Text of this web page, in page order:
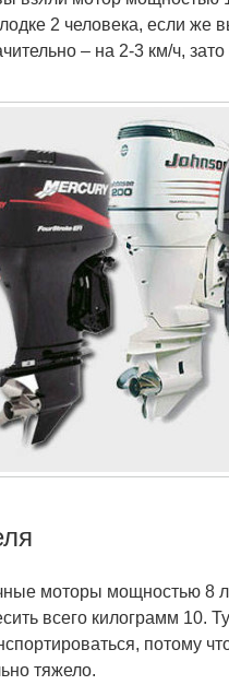
2 человека, если же
– на 2-3 км/ч,
моторы мощностью 8
всего килограмм 10.
потому
тяжело.